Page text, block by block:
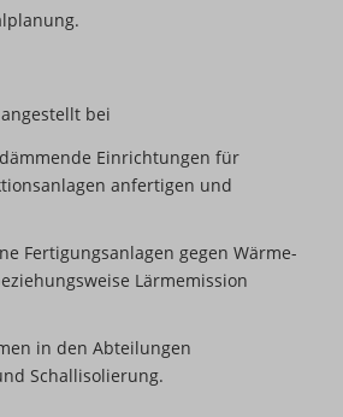
bei
Einrichtungen für
anfertigen und
Fertigungsanlagen gegen Wärme-
Lärmemission
in den Abteilungen
Schallisolierung.